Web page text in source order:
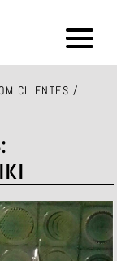
CLIENTES /